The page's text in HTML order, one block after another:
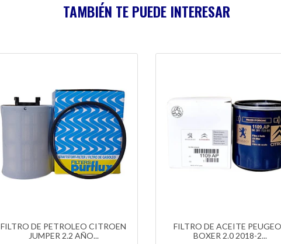
TAMBIÉN TE PUEDE INTERESAR
FILTRO DE PETROLEO CITROEN
JUMPER 2.2 AÑO...
FILTRO DE ACEITE
BOXER 2.0 2018-2...